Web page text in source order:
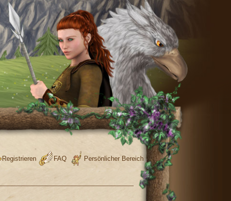
Persönlicher Bereich
FAQ
Registrieren